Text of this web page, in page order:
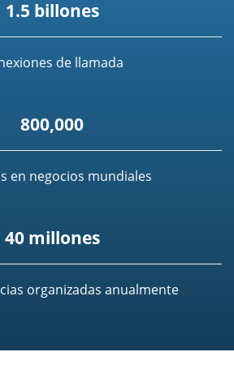
1.5 billones
de llamada
800,000
en negocios mundiales
40 millones
organizadas anualmente